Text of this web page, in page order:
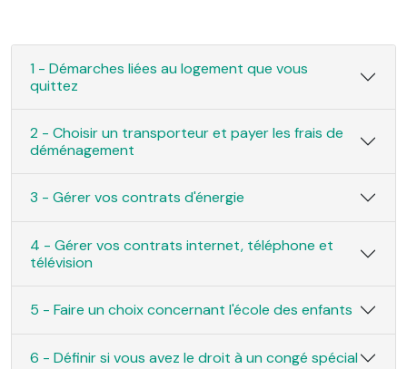
1 - Démarches liées au logement que vous
quittez
2 - Choisir un transporteur et payer les frais de
déménagement
3 - Gérer vos contrats d'énergie
4 - Gérer vos contrats internet, téléphone et
télévision
5 - Faire un choix concernant l'école des enfants
6 - Définir si vous avez le droit à un congé spécial